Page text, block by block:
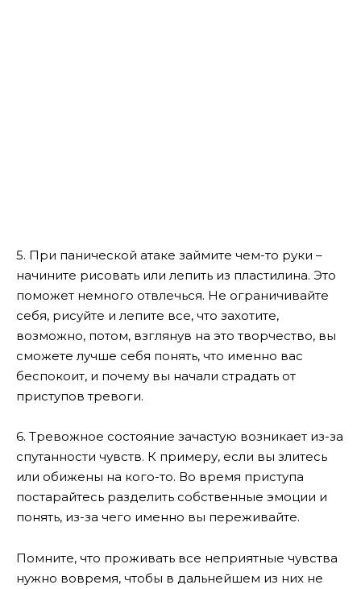
5. При панической атаке займите чем-то руки –
начините рисовать или лепить из пластилина. Это
поможет немного отвлечься. Не ограничивайте
себя, рисуйте и лепите все, что захотите,
возможно, потом, взглянув на это творчество, вы
сможете лучше себя понять, что именно вас
беспокоит, и почему вы начали страдать от
приступов тревоги.
6. Тревожное состояние зачастую возникает из-за
спутанности чувств. К примеру, если вы злитесь
или обижены на кого-то. Во время приступа
постарайтесь разделить собственные эмоции и
понять, из-за чего именно вы переживайте.
Помните, что проживать все неприятные чувства
нужно вовремя, чтобы в дальнейшем из них не